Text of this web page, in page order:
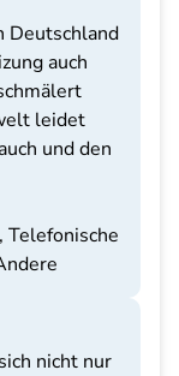
Deutschland
auch
leidet
und den
Telefonische
nicht nur